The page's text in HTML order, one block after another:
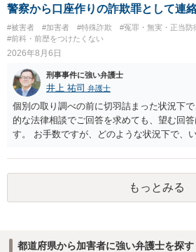
護観察所と連携した職業支援の内容や具体
督者の証言 など、証拠で担保された客観性
なければあまり意味がありません。 もとも
あれば本人の反省の言葉だけで十分であり、
いうのが実感です。
警察から口座作りの詐欺罪として連
#被害者 #加害者 #特殊詐欺 #冤罪・無実・正当防
#前科・前歴をつけたくない
2026年8月6日
刑事事件に強い弁護士
井上 祐司 弁護士
個別の取り調べの前に切羽詰まった状況下
的な法律相談でご回答を求めても、望む回
す。 お手数ですが、どのような状況下で、
の程度だと聞いているのかということにつ
相談を受けられたうえで対処方法を探され
一般論でいえば、任意取り調べの場合、Ｉ
り調べ内容を録音することは必須だと考え
もっとみる
都道府県から加害者に強い弁護士を探す